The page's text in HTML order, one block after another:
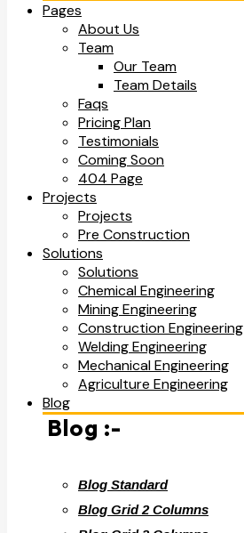
Pages
About Us
Team
Our Team
Team Details
Faqs
Pricing Plan
Testimonials
Coming Soon
404 Page
Projects
Projects
Pre Construction
Solutions
Solutions
Chemical Engineering
Mining Engineering
Construction Engineering
Welding Engineering
Mechanical Engineering
Agriculture Engineering
Blog
Blog :-
Blog Standard
Blog Grid 2 Columns